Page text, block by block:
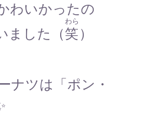
わいかったの
ました（笑
わら
）
ナツは「ポン・